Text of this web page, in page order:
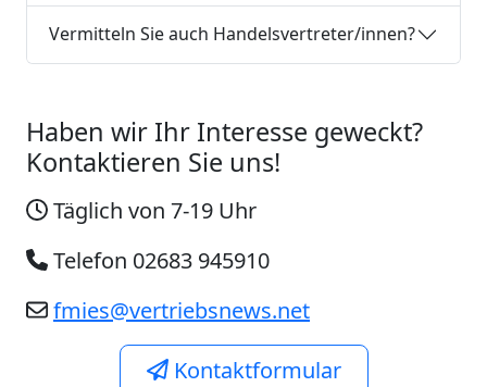
Vermitteln Sie auch Handelsvertreter/innen?
Haben wir Ihr Interesse geweckt?
Kontaktieren Sie uns!
Täglich von 7-19 Uhr
Telefon 02683 945910
fmies@vertriebsnews.net
Kontaktformular